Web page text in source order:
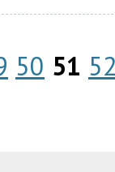
50 51